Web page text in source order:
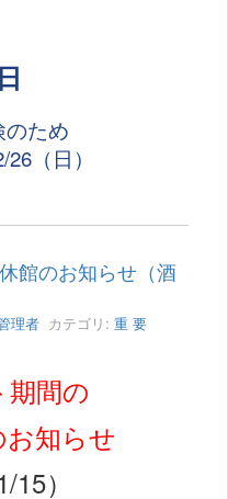
ため
（日）
館のお知らせ（酒
理者 カテゴリ: 重 要
間の
知らせ
15）